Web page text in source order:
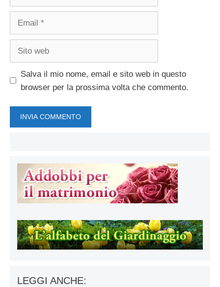
Salva il mio nome, email e sito web in questo
browser per la prossima volta che commento.
LEGGI ANCHE: